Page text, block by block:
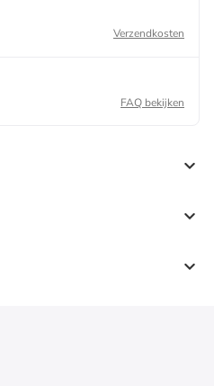
Verzendkosten
FAQ bekijken